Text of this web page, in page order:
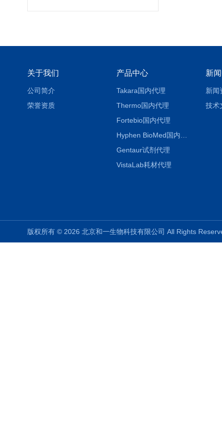
关于我们
公司简介
荣誉资质
产品中心
Takara国内代理
Thermo国内代理
Fortebio国内代理
Gentaur试剂代理
VistaLab耗材代理
新
新闻
技术
版权所有 © 2026 北京和一生物科技有限公司 All Rights